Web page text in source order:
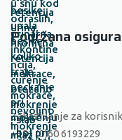
Podržana
Zakazivanje za
+381 (0)60 6193229